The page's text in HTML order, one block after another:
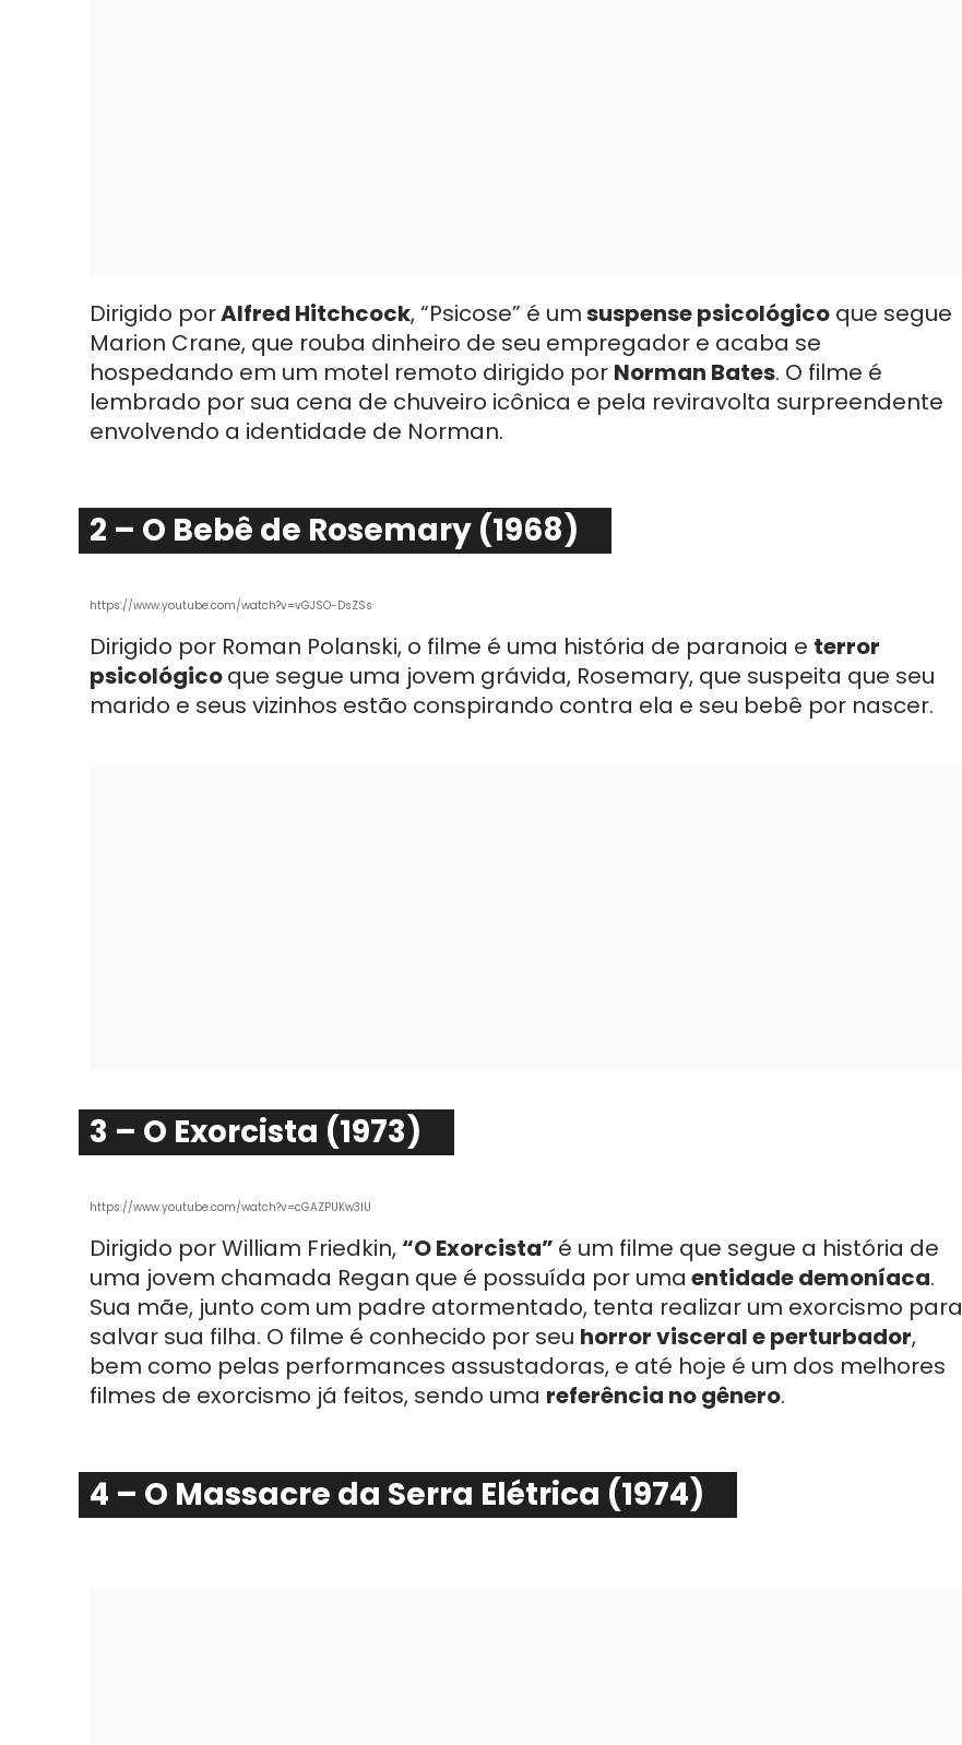
Dirigido porAlfred Hitchcock, “Psicose” é umsuspense psicológico que segue
Marion Crane, que rouba dinheiro de seu empregador e acaba se
hospedando em um motel remoto dirigido por Norman Bates. O filme é
lembrado por sua cena de chuveiro icônica e pela reviravolta surpreendente
envolvendo a identidade de Norman.
2 – O Bebê de Rosemary (1968)
https://www.youtube.com/watch?v=vGJSO-DsZSs
Dirigido por Roman Polanski, o filme é uma história de paranoia e terror
psicológicoque segue uma jovem grávida, Rosemary, que suspeita que seu
marido e seus vizinhos estão conspirando contra ela e seu bebê por nascer.
3 – O Exorcista (1973)
https://www.youtube.com/watch?v=cGAZPUKw3lU
Dirigido por William Friedkin, “O Exorcista” é um filme que segue a história de
uma jovem chamada Regan que é possuída por uma entidade demoníaca.
Sua mãe, junto com um padre atormentado, tenta realizar um exorcismo para
salvar sua filha. O filme é conhecido por seu horror visceral e perturbador,
bem como pelas performances assustadoras, e até hoje é um dos melhores
filmes de exorcismo já feitos, sendo uma referência no gênero.
4 – O Massacre da Serra Elétrica (1974)